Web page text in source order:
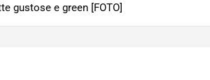
gustose e green [FOTO]